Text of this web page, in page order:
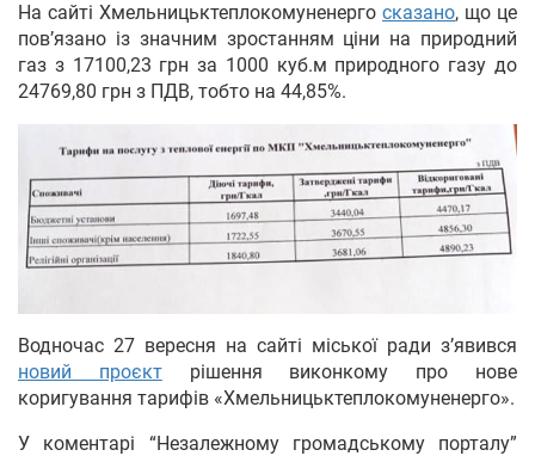
На сайті Хмельницьктеплокомуненерго сказано, що це
пов’язано із значним зростанням ціни на природний
газ з 17100,23 грн за 1000 куб.м природного газу до
24769,80 грн з ПДВ, тобто на 44,85%.
Водночас 27 вересня на сайті міської ради з’явився
новий проєктрішення виконкому про нове
коригування тарифів «Хмельницьктеплокомуненерго».
У коментарі “Незалежному громадському порталу”